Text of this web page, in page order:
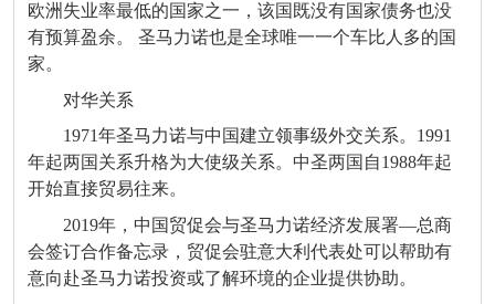
欧洲失业率最低的国家之一，该国既没有国家债务也没
有预算盈余。 圣马力诺也是全球唯一一个车比人多的国
家。
对华关系
1971年圣马力诺与中国建立领事级外交关系。1991
年起两国关系升格为大使级关系。中圣两国自1988年起
开始直接贸易往来。
2019年，中国贸促会与圣马力诺经济发展署—总商
会签订合作备忘录，贸促会驻意大利代表处可以帮助有
意向赴圣马力诺投资或了解环境的企业提供协助。